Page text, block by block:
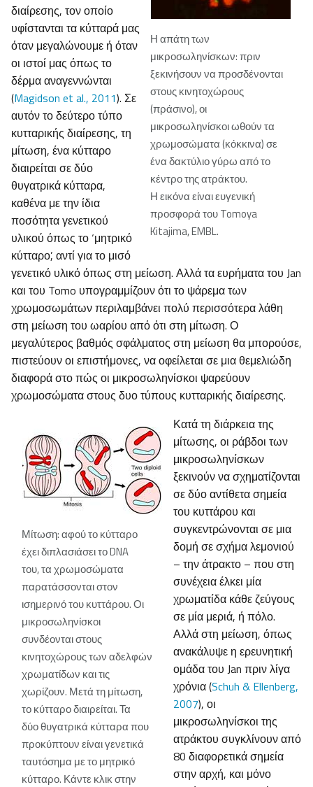
Η απάτη των
μικροσωληνίσκων: πριν
ξεκινήσουν να προσδένονται
στους κινητοχώρους
(πράσινο), οι
μικροσωληνίσκοι ωθούν τα
χρωμοσώματα (κόκκινα) σε
ένα δακτύλιο γύρω από το
κέντρο της ατράκτου.
Η εικόνα είναι ευγενική
προσφορά του Tomoya
Kitajima, EMBL.
διαίρεσης, τον οποίο
υφίστανται τα κύτταρά μας
όταν μεγαλώνουμε ή όταν
οι ιστοί μας όπως το
δέρμα αναγεννώνται
(Magidson et al., 2011). Σε
αυτόν το δεύτερο τύπο
κυτταρικής διαίρεσης, τη
μίτωση, ένα κύτταρο
διαιρείται σε δύο
θυγατρικά κύτταρα,
καθένα με την ίδια
ποσότητα γενετικού
υλικού όπως το ‘μητρικό
κύτταρο’, αντί για το μισό
γενετικό υλικό όπως στη μείωση. Αλλά τα ευρήματα του Jan
και του Tomo υπογραμμίζουν ότι το ψάρεμα των
χρωμοσωμάτων περιλαμβάνει πολύ περισσότερα λάθη
στη μείωση του ωαρίου από ότι στη μίτωση. Ο
μεγαλύτερος βαθμός σφάλματος στη μείωση θα μπορούσε,
πιστεύουν οι επιστήμονες, να οφείλεται σε μια θεμελιώδη
διαφορά στο πώς οι μικροσωληνίσκοι ψαρεύουν
χρωμοσώματα στους δυο τύπους κυτταρικής διαίρεσης.
Μίτωση: αφού το κύτταρο
έχει διπλασιάσει το DNA
του, τα χρωμοσώματα
παρατάσσονται στον
ισημερινό του κυττάρου. Οι
μικροσωληνίσκοι
συνδέονται στους
κινητοχώρους των αδελφών
χρωματίδων και τις
χωρίζουν. Μετά τη μίτωση,
το κύτταρο διαιρείται. Τα
δύο θυγατρικά κύτταρα που
προκύπτουν είναι γενετικά
ταυτόσημα με το μητρικό
κύτταρο. Κάντε κλικ στην
Κατά τη διάρκεια της
μίτωσης, οι ράβδοι των
μικροσωληνίσκων
ξεκινούν να σχηματίζονται
σε δύο αντίθετα σημεία
του κυττάρου και
συγκεντρώνονται σε μια
δομή σε σχήμα λεμονιού
– την άτρακτο – που στη
συνέχεια έλκει μία
χρωματίδα κάθε ζεύγους
σε μία μεριά, ή πόλο.
Αλλά στη μείωση, όπως
ανακάλυψε η ερευνητική
ομάδα του Jan πριν λίγα
χρόνια (Schuh & Ellenberg,
2007), οι
μικροσωληνίσκοι της
ατράκτου συγκλίνουν από
80 διαφορετικά σημεία
στην αρχή, και μόνο